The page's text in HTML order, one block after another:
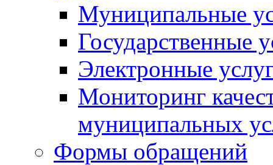
Муниципальные
Государственные
Электронные
Мониторинг
муниципальных
Формы обращений